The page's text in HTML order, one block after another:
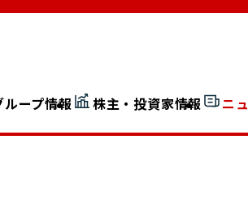
ループ情報 株主・投資家情報 ニ